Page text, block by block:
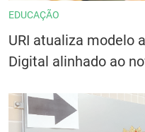
EDUCAÇÃO
URI atualiza modelo
Digital alinhado ao